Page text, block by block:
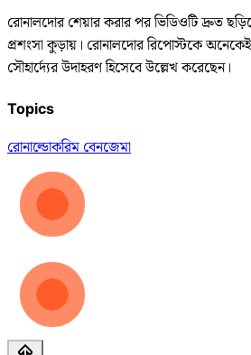
রোনালদোর শেয়ার করার পর ভিডিওটি দ্রুত
প্রশংসা কুড়ায়। রোনালদোর রিপোস্টকে
সৌহার্দ্যের উদাহরণ হিসেবে উল্লেখ করেছেন।
Topics
রোনাল্ডোকরিম বেনজেমা